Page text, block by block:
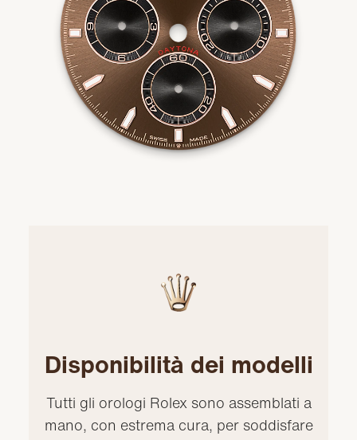
Disponibilità dei modelli
Tutti gli orologi Rolex sono assemblati a
mano, con estrema cura, per soddisfare